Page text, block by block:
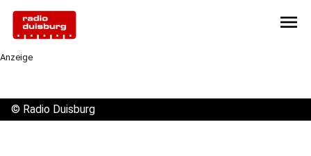
menu
Anzeige
© Radio Duisburg